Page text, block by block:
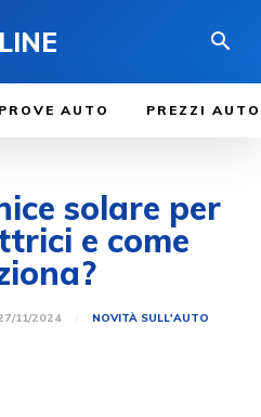
PROVE AUTO PREZZI AUTO
solare per
e come
11/2024 NOVITÀ SULL'AUTO